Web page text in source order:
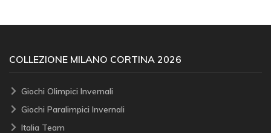
COLLEZIONE MILANO CORTINA 2026
Giochi Olimpici Invernali
Giochi Paralimpici Invernali
Italia Team